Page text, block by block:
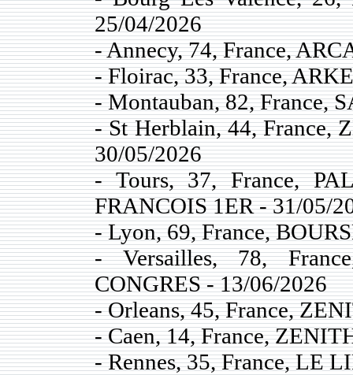
25/04/2026
- Annecy, 74, France,
- Floirac, 33, France,
- Montauban, 82, France,
- St Herblain, 44, France,
30/05/2026
- Tours, 37, France,
FRANCOIS 1ER - 31/05/
- Lyon, 69, France,
- Versailles, 78,
CONGRES - 13/06/2026
- Orleans, 45, France,
- Caen, 14, France,
- Rennes, 35, France, LE